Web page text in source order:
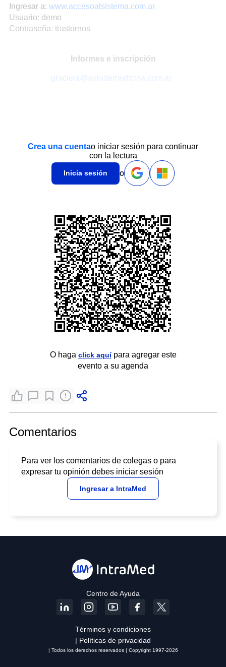
Ingresar a: www.accesoalsistema.com.ar
Usuario: demo
Contraseña: trastornos
Informes e inscripción
graciela@aulademedicina.com.ar
Crea una cuentao iniciar sesión para continuar
con la lectura
Inicia sesión o
O haga click aquípara agregar este
evento a su agenda
Comentarios
Para ver los comentarios de colegas o para
expresar tu opinión debes iniciar sesión
Ingresar a IntraMed
Centro de Ayuda
Términos y condiciones
| Políticas de privacidad
| Todos los derechos reservados | Copyright 1997-2026